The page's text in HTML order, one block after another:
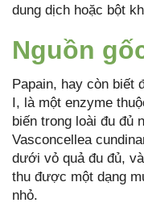
dung dịch hoặc bột
Nguồn
Papain, hay còn biết
I, là một enzyme
biến trong loài đu đủ
Vasconcellea
dưới vỏ quả đu đủ,
thu được một dạng
nhỏ.